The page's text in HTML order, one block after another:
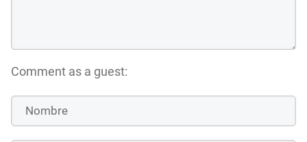
Comment as a guest: